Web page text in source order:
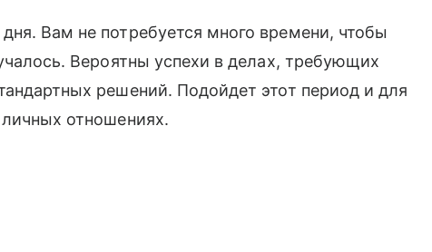
Вам не потребуется много времени, чтобы
Вероятны успехи в делах, требующих
решений. Подойдет этот период и для
отношениях.